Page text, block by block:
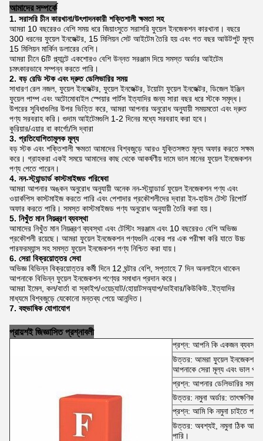
আমাদের সম্পর্কে
1. সরাসরি চীন কারখানা/উৎপাদনকারী শক্তিশালী ক্ষমতা সহ
আমরা 10 বছরেরও বেশি সময় ধরে জিয়াংসুতে সরাসরি ফুয়েল ইনজেকশন কারখানা। বছরে
300 ধরনের ফুয়েল ইনজেক্টর, 15 মিলিয়ন সেট আইটেম তৈরি হয় এবং গত বছর আউটপুট মূল্য
15 মিলিয়ন মার্কিন ডলারের বেশি।
আমরা চীনে 6টি প্ল্যান্টে একশোরও বেশি উন্নত সরঞ্জাম দিয়ে সমস্ত অর্ডার আইটেম
চমৎকারভাবে সম্পন্ন করতে পারি।
2. বড় রেডি স্টক এবং দ্রুত ডেলিভারির সময়
সাধারণ রেল নজল, ফুয়েল ইনজেক্টর, ফুয়েল ইনজেক্টর, টয়োটা ফুয়েল ইনজেক্টর, ডিজেল ইঞ্জিন
ফুয়েল পাম্প এবং অটোমোবাইল স্পেয়ার পার্টস ইত্যাদির জন্য সারা বছর ধরে স্টকে সমৃদ্ধ।
উপরের সুবিধাগুলির উপর ভিত্তি করে, আমরা আপনার অনুরোধ অনুযায়ী সময়মতো এবং দ্রুত
পণ্য সরবরাহ করি। গুদাম আইটেমগুলি 1-2 দিনের মধ্যে সরবরাহ করা হবে।
কুরিয়ার/এয়ার বা কার্গো/সি দ্বারা
3. প্রতিযোগিতামূলক মূল্য
বড় স্টক এবং শক্তিশালী ক্ষমতা আমাদের বিশ্বজুড়ে আরও যুক্তিসঙ্গত মূল্য অফার করতে সক্ষম
করে। গ্রাহকরা একই সময়ে আমাদের কাছ থেকে আকর্ষণীয় দামে ভাল মানের ফুয়েল ইনজেকশন
পণ্য পেতে পারেন।
4. নন-স্ট্যান্ডার্ড কাস্টমাইজড পরিষেবা
আমরা আপনার অঙ্কন অনুরোধ অনুযায়ী অনেক নন-স্ট্যান্ডার্ড ফুয়েল ইনজেকশন পণ্য এবং
ওয়ার্কপিস কাস্টমাইজ করতে পারি এবং পেশাদার প্রকৌশলীদের দ্বারা ইন-হাউস টেস্ট রিপোর্ট
অফার করতে পারি। সমস্ত কাস্টমাইজড পণ্য অনুরোধ অনুযায়ী তৈরি করা হয়।
5. নিখুঁত মান নিয়ন্ত্রণ ব্যবস্থা
আমাদের নিখুঁত মান নিয়ন্ত্রণ ব্যবস্থা এবং টেস্টিং সরঞ্জাম এবং 10 বছরেরও বেশি অভিজ্ঞ
প্রকৌশলী রয়েছে। আমরা ফুয়েল ইনজেকশন পণ্যগুলি একের পর এক পরীক্ষা করি যাতে উচ্চ
পারফরম্যান্স সহ সমস্ত ফুয়েল ইনজেকশন পণ্য নিশ্চিত করা যায়।
6. সেরা বিক্রয়োত্তর সেবা
অভিজ্ঞ বিভিন্ন বিক্রয়োত্তর কর্মী দিনে 12 ঘন্টার বেশি, সপ্তাহে 7 দিন অনলাইনে থাকেন
আপনাকে বিভিন্ন ফুয়েল ইনজেকশন পণ্যের সমাধান প্রদান করে।
আমরা ইমেল, কল/বার্তা বা স্কাইপ/ওয়েচ্যাট/হোয়াটসঅ্যাপ/ভাইবার/কিউকিউ..ইত্যাদির
মাধ্যমে বিশ্বজুড়ে যেকোনো মন্তব্য পেয়ে আনন্দিত।
7. বহুভাষিক যোগাযোগ
প্রায়শই জিজ্ঞাসিত প্রশ্নাবলী
প্রশ্ন: আপনি কি একজন
উত্তর: আমরা ফুয়েল ইনজেকশন
আপনাকে সেরা মূল্য এবং ভাল
প্রশ্ন: আপনার ডেলিভারির সময়
উত্তর: নমুনা অর্ডার: তাৎক্ষণিক
প্রশ্ন: আমি কি নমুনা চাইতে
উত্তর: অবশ্যই, নমুনা ঠিক আছে
পারি।